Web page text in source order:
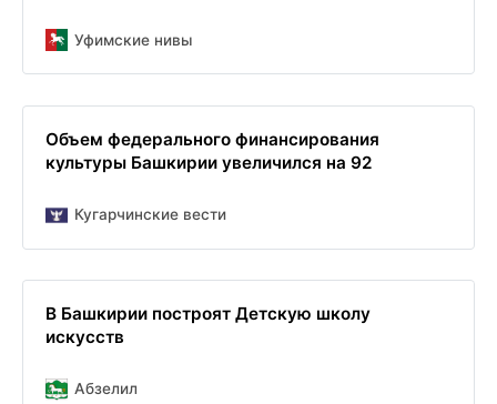
Уфимские нивы
Объем федерального финансирования
культуры Башкирии увеличился на 92
Кугарчинские вести
В Башкирии построят Детскую школу
искусств
Абзелил